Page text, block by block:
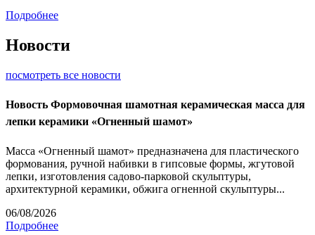
Подробнее
Новости
посмотреть все новости
Новость Формовочная шамотная керамическая масса для
лепки керамики «Огненный шамот»
Масса «Огненный шамот» предназначена для пластического
формования, ручной набивки в гипсовые формы, жгутовой
лепки, изготовления садово-парковой скульптуры,
архитектурной керамики, обжига огненной скульптуры...
06/08/2026
Подробнее